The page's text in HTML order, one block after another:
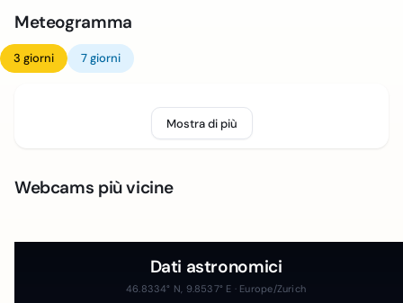
Meteogramma
3 giorni 7 giorni
Mostra di più
Webcams più vicine
Dati astronomici
46.8334° N, 9.8537° E · Europe/Zurich